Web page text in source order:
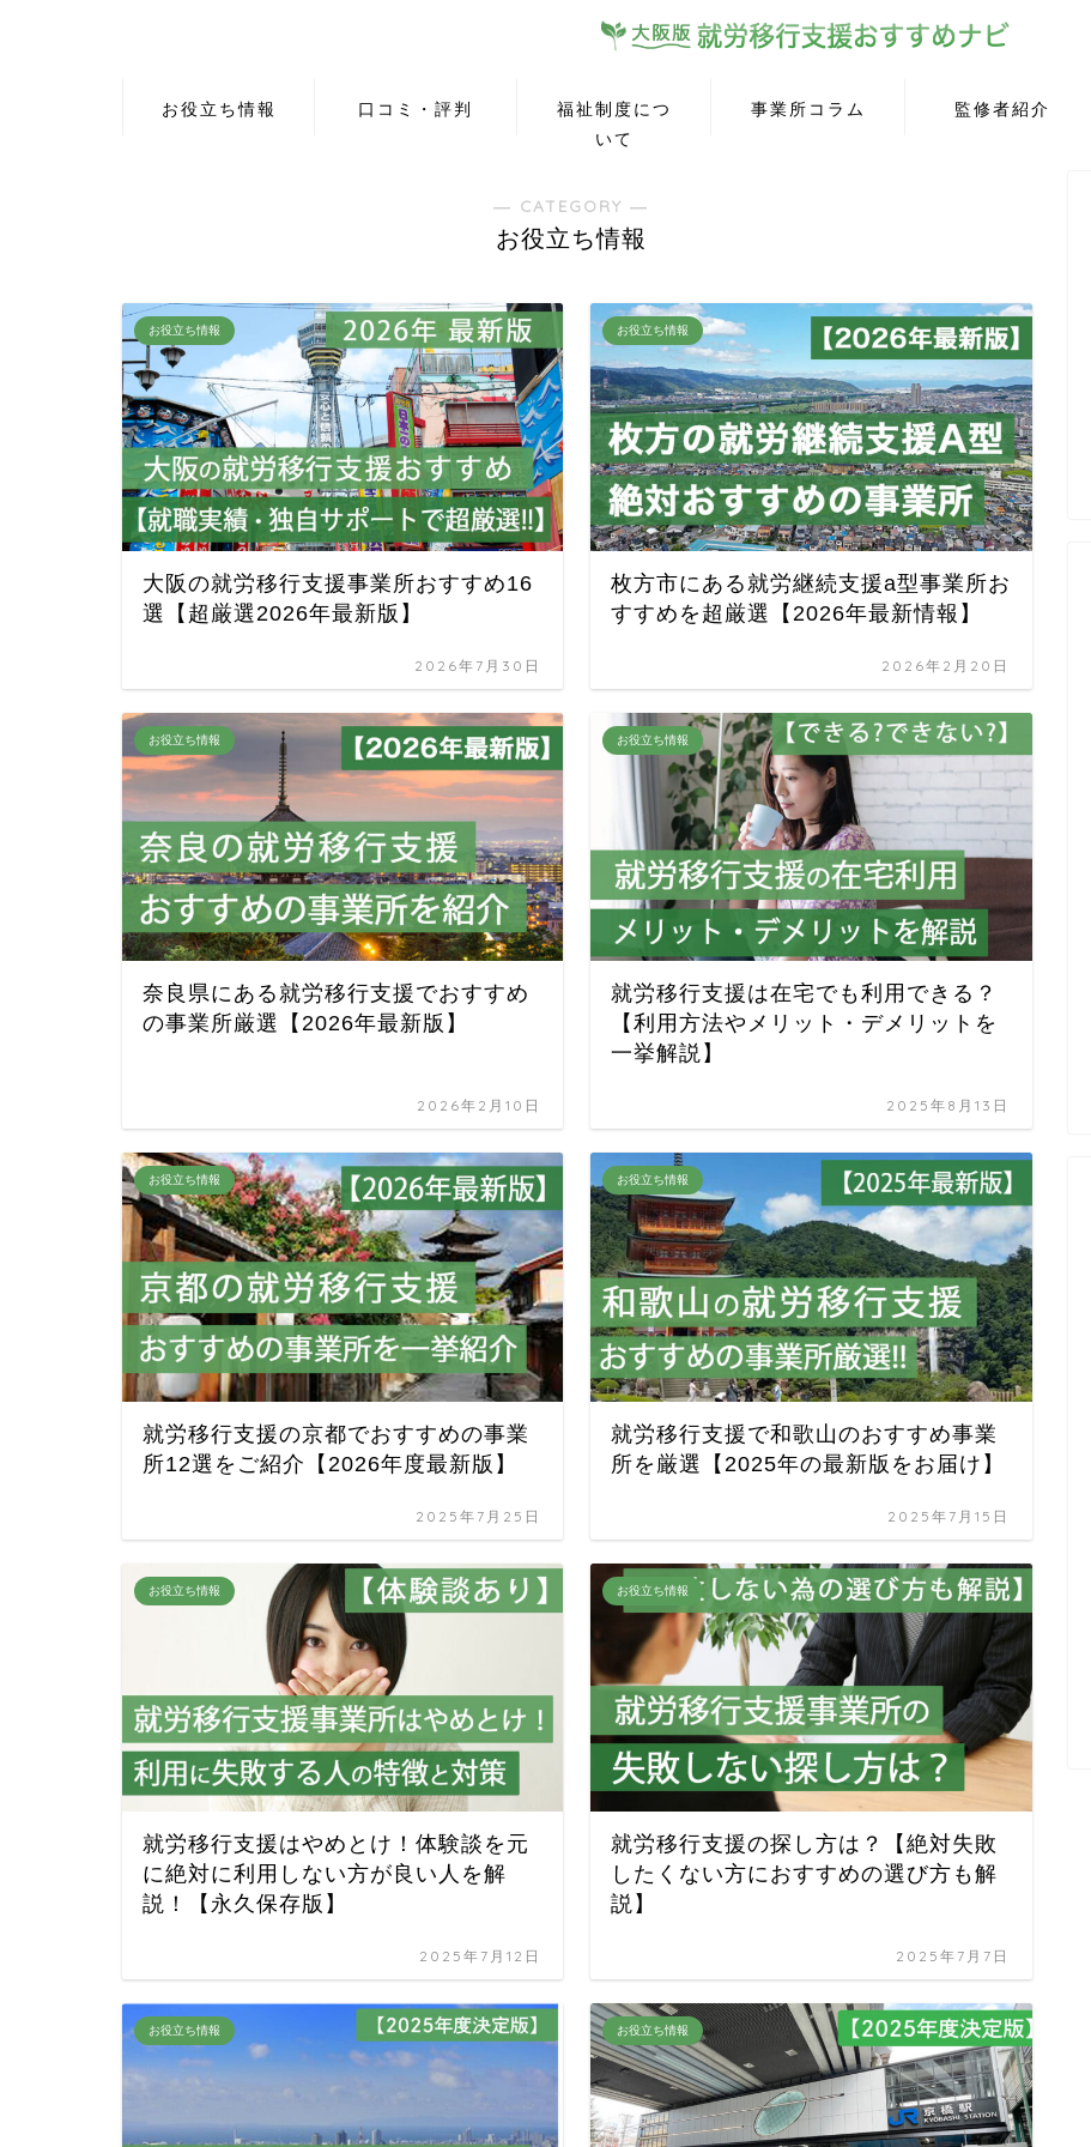
お役立ち情報 口コミ・評判
福祉制度につ
いて
事業所コラム 監修者紹介
― CATEGORY ―
お役立ち情報
お役立ち情報
大阪の就労移行支援事業所おすすめ16
選【超厳選2026年最新版】
2026年7月30日
お役立ち情報
枚方市にある就労継続支援a型事業所お
すすめを超厳選【2026年最新情報】
2026年2月20日
お役立ち情報
奈良県にある就労移行支援でおすすめ
の事業所厳選【2026年最新版】
2026年2月10日
お役立ち情報
就労移行支援は在宅でも利用できる？
【利用方法やメリット・デメリットを
一挙解説】
2025年8月13日
お役立ち情報
就労移行支援の京都でおすすめの事業
所12選をご紹介【2026年度最新版】
2025年7月25日
お役立ち情報
就労移行支援で和歌山のおすすめ事業
所を厳選【2025年の最新版をお届け】
2025年7月15日
お役立ち情報
就労移行支援はやめとけ！体験談を元
に絶対に利用しない方が良い人を解
説！【永久保存版】
2025年7月12日
お役立ち情報
就労移行支援の探し方は？【絶対失敗
したくない方におすすめの選び方も解
説】
2025年7月7日
お役立ち情報 お役立ち情報